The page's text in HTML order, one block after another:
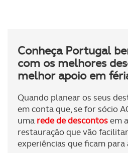
Conheça Portugal
com os melhores
melhor apoio em
Quando planear os seus
em conta que, se for sócio
uma rede de descontosem
restauração que vão
experiências que ficam para